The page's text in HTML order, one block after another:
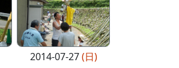
2014-07-27(日)